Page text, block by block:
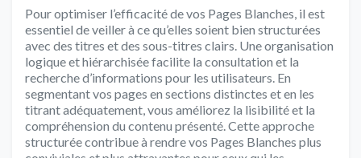
Pour optimiser l’efficacité de vos Pages Blanches, il est
essentiel de veiller à ce qu’elles soient bien structurées
avec des titres et des sous-titres clairs. Une organisation
logique et hiérarchisée facilite la consultation et la
recherche d’informations pour les utilisateurs. En
segmentant vos pages en sections distinctes et en les
titrant adéquatement, vous améliorez la lisibilité et la
compréhension du contenu présenté. Cette approche
structurée contribue à rendre vos Pages Blanches plus